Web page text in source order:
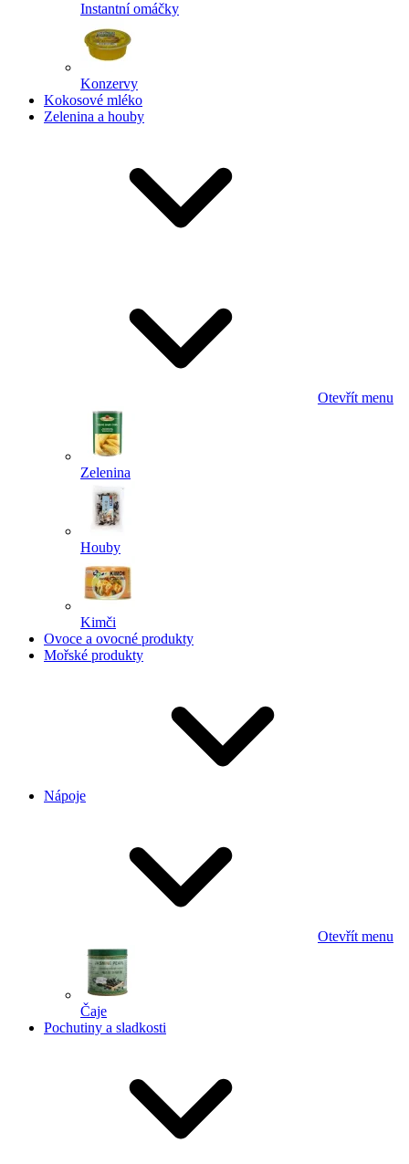
Instantní omáčky
Konzervy
Kokosové mléko
Zelenina a houby
Otevřít menu
Zelenina
Houby
Kimči
Ovoce a ovocné produkty
Mořské produkty
Nápoje
Otevřít menu
Čaje
Pochutiny a sladkosti